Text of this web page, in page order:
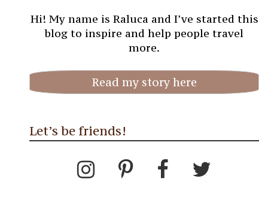
Hi! My name is Raluca and I’ve started this
blog to inspire and help people travel
more.
Read my story here
Let’s be friends!